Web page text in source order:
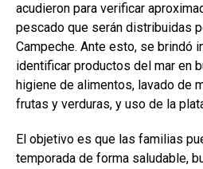
acudieron para verificar
pescado que serán distribuidas
Campeche. Ante esto, se brindó
identificar productos del mar en
higiene de alimentos, lavado de
frutas y verduras, y uso de la
El objetivo es que las familias
temporada de forma saludable,